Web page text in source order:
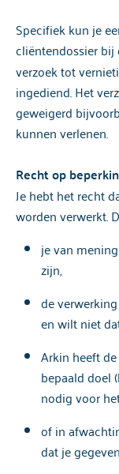
Specifiek kun je
cliëntendossier bij
verzoek tot
ingediend. Het
geweigerd
kunnen verlenen.
Recht op
Je hebt het recht
worden verwerkt.
jevan
zijn,
de
en wilt niet
Arkin heeft
bepaald doel
nodig voor
ofin
dat je